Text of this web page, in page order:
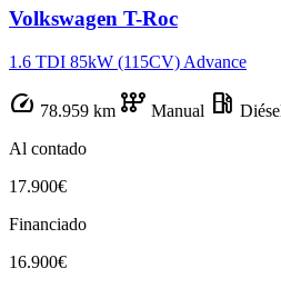
Volkswagen T-Roc
1.6 TDI 85kW (115CV) Advance
speed 78.959 km auto_transmission Manual local_gas_station
Al contado
17.900€
Financiado
16.900€